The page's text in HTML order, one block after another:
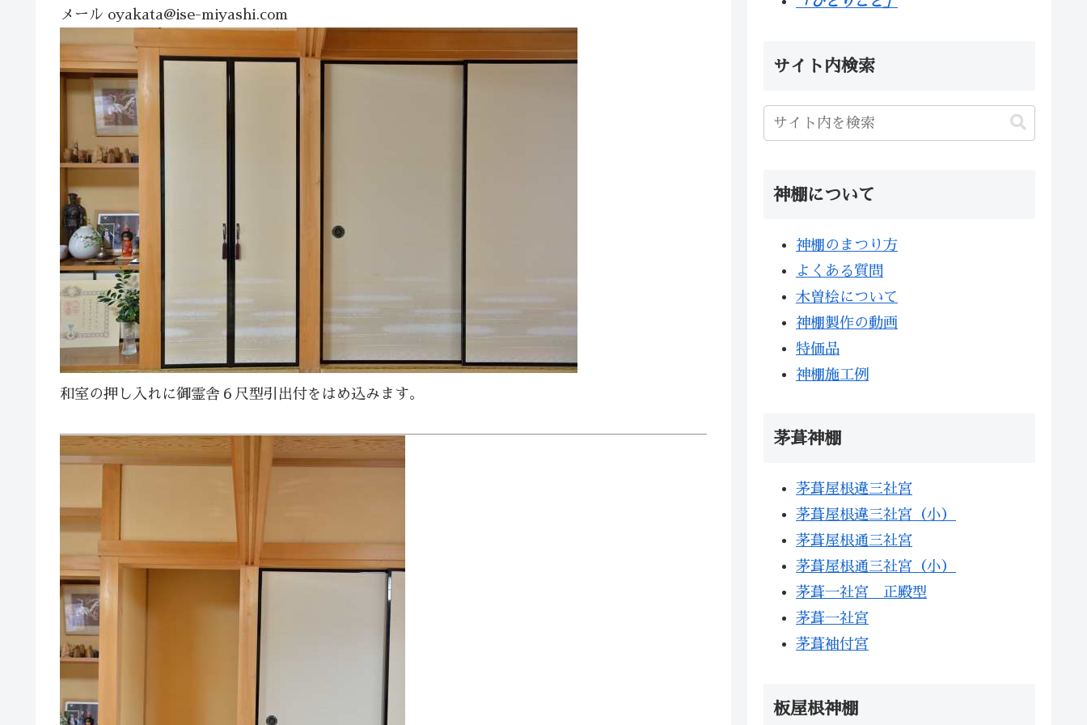
メール oyakata@ise-miyashi.com
和室の押し入れに御霊舎６尺型引出付をはめ込みます。
サイト内検索
神棚について
神棚のまつり方
よくある質問
木曽桧について
神棚製作の動画
特価品
神棚施工例
茅葺神棚
茅葺屋根違三社宮
茅葺屋根違三社宮（小）
茅葺屋根通三社宮
茅葺屋根通三社宮（小）
茅葺一社宮 正殿型
茅葺一社宮
茅葺袖付宮
板屋根神棚